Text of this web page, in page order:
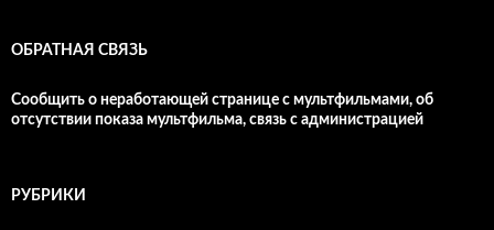
ОБРАТНАЯ СВЯЗЬ
Сообщить о неработающей странице с мультфильмами, об
отсутствии показа мультфильма, связь с администрацией
РУБРИКИ